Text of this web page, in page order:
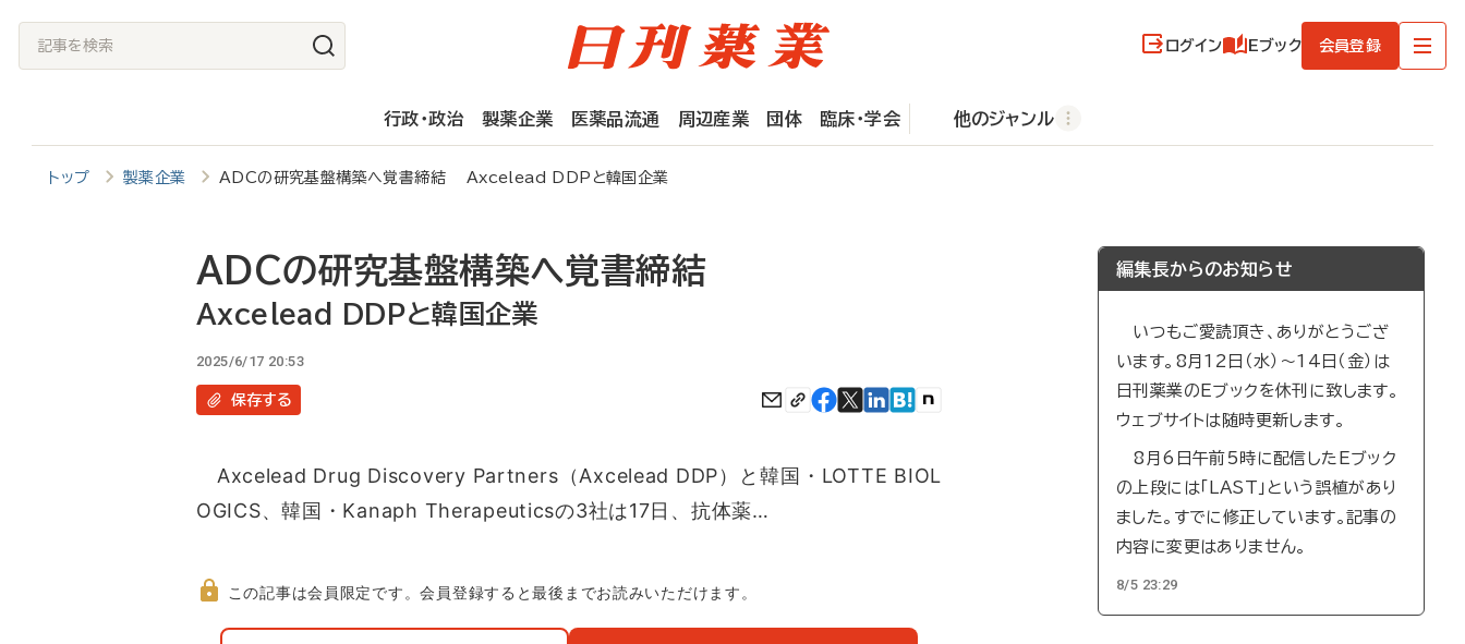
記
事
検
ログイン Eブック 会員登録
行政・政治 製薬企業 医薬品流通 周辺産業 団体 臨床・学会 他のジャンル
トップ 製薬企業 ADCの研究基盤構築へ覚書締結 Axcelead DDPと韓国企業
ADCの研究基盤構築へ覚書締結
Axcelead DDPと韓国企業
2025/6/17 20:53
保存する
Axcelead Drug Discovery Partners（Axcelead DDP）と韓国・LOTTE BIOL
OGICS、韓国・Kanaph Therapeuticsの3社は17日、抗体薬…
この記事は会員限定です。会員登録すると最後までお読みいただけます。
編集長からのお知らせ
いつもご愛読頂き、ありがとうござ
います。8月12日（水）～14日（金）は
日刊薬業のEブックを休刊に致します。
ウェブサイトは随時更新します。
8月6日午前5時に配信したEブック
の上段には「LAST」という誤植があり
ました。すでに修正しています。記事の
内容に変更はありません。
8/5 23:29